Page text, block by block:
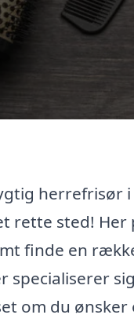
herrefrisør i
rette sted! Her
finde en
specialiserer
om du ønsker